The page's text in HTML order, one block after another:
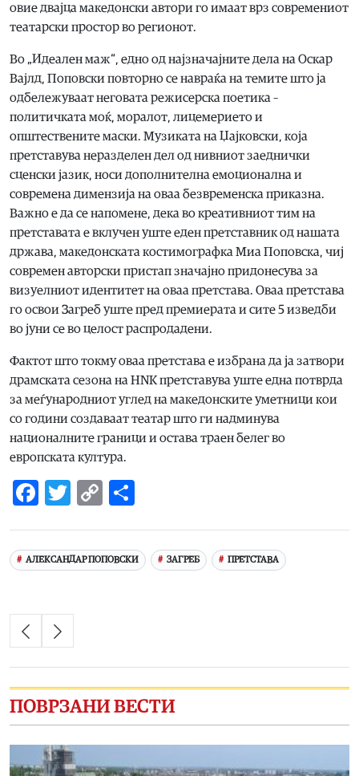
овие двајца македонски автори го имаат врз современиот
театарски простор во регионот.
Во „Идеален маж“, едно од најзначајните дела на Оскар
Вајлд, Поповски повторно се навраќа на темите што ја
одбележуваат неговата режисерска поетика –
политичката моќ, моралот, лицемерието и
општествените маски. Музиката на Џајковски, која
претставува неразделен дел од нивниот заеднички
сценски јазик, носи дополнителна емоционална и
современа димензија на оваа безвременска приказна.
Важно е да се напомене, дека во креативниот тим на
претставата е вклучен уште еден претставник од нашата
држава, македонската костимографка Миа Поповска, чиј
современ авторски пристап значајно придонесува за
визуелниот идентитет на оваа претстава. Оваа претстава
го освои Загреб уште пред премиерата и сите 5 изведби
во јуни се во целост распродадени.
Фактот што токму оваа претстава е избрана да ја затвори
драмската сезона на HNK претставува уште една потврда
за меѓународниот углед на македонските уметници кои
со години создаваат театар што ги надминува
националните граници и остава траен белег во
европската култура.
Facebook
Twitter
Copy
АЛЕКСАНДАР ПОПОВСКИ ЗАГРЕБ ПРЕТСТАВА
ПОВРЗАНИ ВЕСТИ